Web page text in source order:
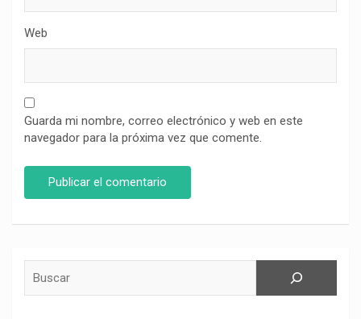
Web
Guarda mi nombre, correo electrónico y web en este
navegador para la próxima vez que comente.